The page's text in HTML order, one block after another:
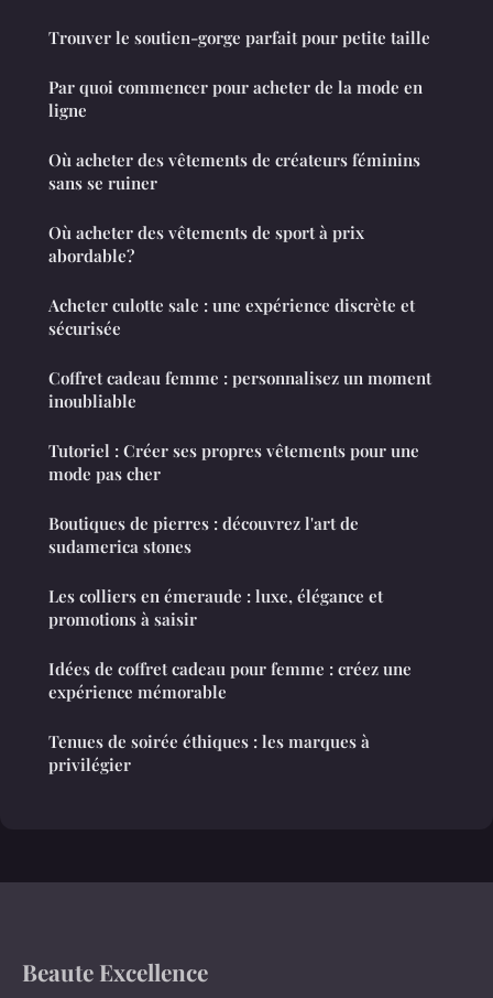
Trouver le soutien-gorge parfait pour petite taille
Par quoi commencer pour acheter de la mode en
ligne
Où acheter des vêtements de créateurs féminins
sans se ruiner
Où acheter des vêtements de sport à prix
abordable?
Acheter culotte sale : une expérience discrète et
sécurisée
Coffret cadeau femme : personnalisez un moment
inoubliable
Tutoriel : Créer ses propres vêtements pour une
mode pas cher
Boutiques de pierres : découvrez l'art de
sudamerica stones
Les colliers en émeraude : luxe, élégance et
promotions à saisir
Idées de coffret cadeau pour femme : créez une
expérience mémorable
Tenues de soirée éthiques : les marques à
privilégier
Beaute Excellence